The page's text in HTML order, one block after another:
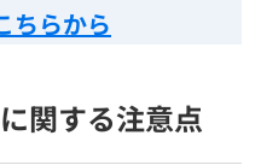
ちらから
関する注意点